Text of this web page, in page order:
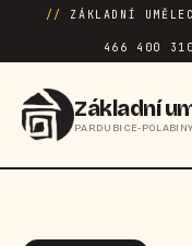
//
ZÁKLADNÍ
466 400 310
Základní
PARDUBICE-POLABINY